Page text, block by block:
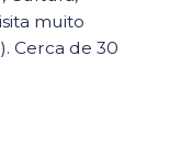
muito
Cerca de 30